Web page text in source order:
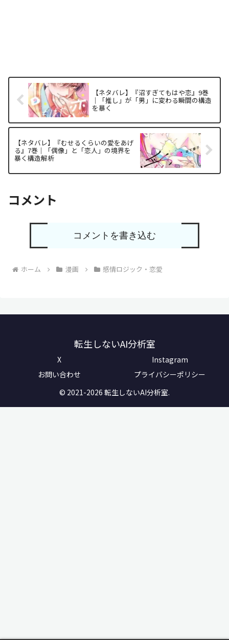
【ネタバレ】『沼すぎてもはや恋』9巻
｜「推し」が「男」に変わる瞬間の構造
を暴く
【ネタバレ】『むせるくらいの愛をあげ
る』7巻｜「偶像」と「恋人」の境界を
暴く構造解析
コメント
コメントを書き込む
ホーム 漫画 感情ロジック・恋愛
転生しないAI分析室
X
Instagram
お問い合わせ
プライバシーポリシー
© 2021-2026 転生しないAI分析室.